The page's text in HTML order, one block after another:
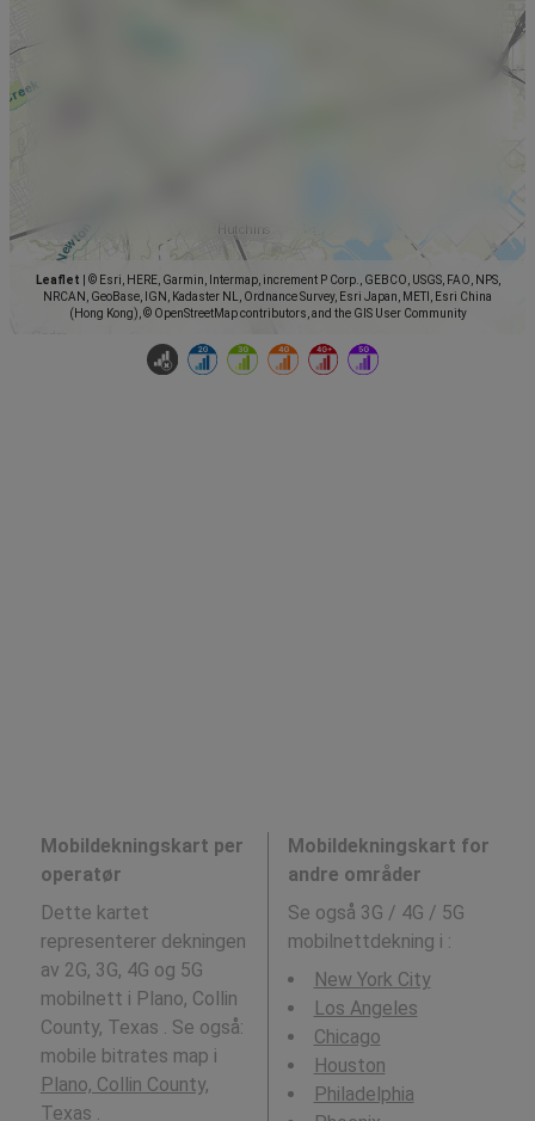
Leaflet
© Esri, HERE, Garmin, Intermap, increment P Corp., GEBCO, USGS, FAO, NPS,
NRCAN, GeoBase, IGN, Kadaster NL, Ordnance Survey, Esri Japan, METI, Esri China
(Hong Kong), © OpenStreetMap contributors, and the GIS User Community
Mobildekningskart per
operatør
Dette kartet
representerer dekningen
av 2G, 3G, 4G og 5G
mobilnett i Plano, Collin
County, Texas . Se også:
mobile bitrates map i
Plano, Collin County,
Texas .
Mobildekningskart for
andre områder
Se også 3G / 4G / 5G
mobilnettdekning i :
New York City
Los Angeles
Chicago
Houston
Philadelphia